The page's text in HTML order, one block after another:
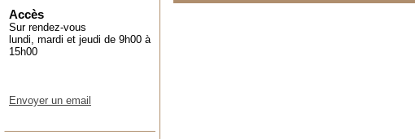
Accès
Sur rendez-vous
lundi, mardi et jeudi de 9h00 à
15h00
Envoyer un email